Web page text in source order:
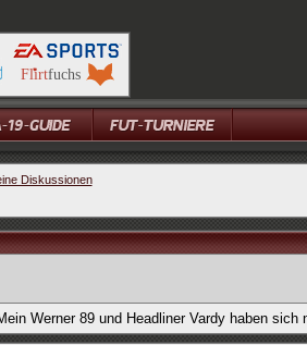
Diskussionen
Werner 89 und Headliner Vardy haben sich